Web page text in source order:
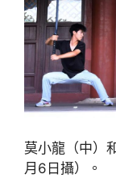
莫小龍（中）
月6日攝）。